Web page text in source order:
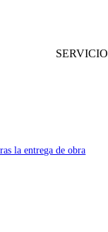
SERVICIO
la entrega de obra